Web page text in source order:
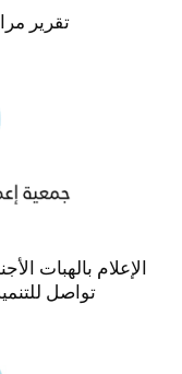
تقرير
الإعلام بالهبات
تواصل للتنمية